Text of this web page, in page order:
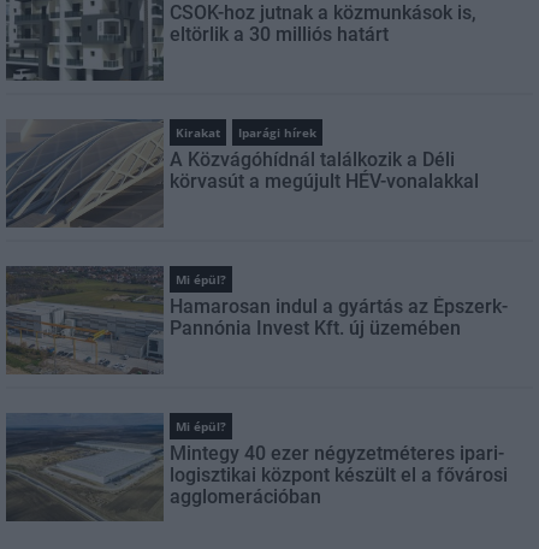
CSOK-hoz jutnak a közmunkások is,
eltörlik a 30 milliós határt
Kirakat Iparági hírek
A Közvágóhídnál találkozik a Déli
körvasút a megújult HÉV-vonalakkal
Mi épül?
Hamarosan indul a gyártás az Épszerk-
Pannónia Invest Kft. új üzemében
Mi épül?
Mintegy 40 ezer négyzetméteres ipari-
logisztikai központ készült el a fővárosi
agglomerációban